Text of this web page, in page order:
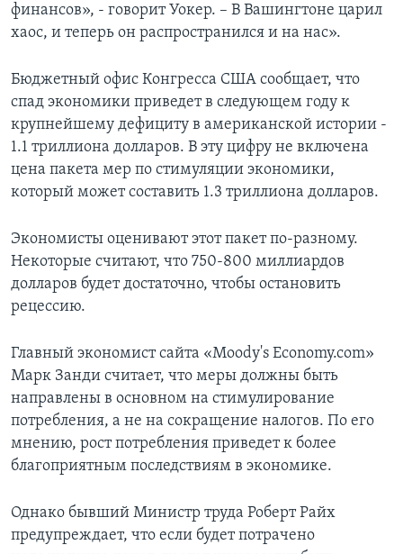
финансов», - говорит Уокер. – В Вашингтоне царил
хаос, и теперь он распространился и на нас».
Бюджетный офис Конгресса США сообщает, что
спад экономики приведет в следующем году к
крупнейшему дефициту в американской истории -
1.1 триллиона долларов. В эту цифру не включена
цена пакета мер по стимуляции экономики,
который может составить 1.3 триллиона долларов.
Экономисты оценивают этот пакет по-разному.
Некоторые считают, что 750-800 миллиардов
долларов будет достаточно, чтобы остановить
рецессию.
Главный экономист сайта «Moody's Economy.com»
Марк Занди считает, что меры должны быть
направлены в основном на стимулирование
потребления, а не на сокращение налогов. По его
мнению, рост потребления приведет к более
благоприятным последствиям в экономике.
Однако бывший Министр труда Роберт Райх
предупреждает, что если будет потрачено